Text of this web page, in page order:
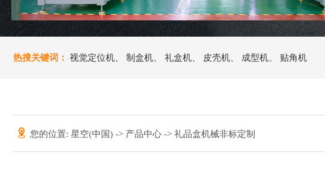
热搜关键词： 视觉定位机 制盒机 礼盒机 皮壳机 成型机 贴角机
您的位置: 星空(中国) -> 产品中心 -> 礼品盒机械非标定制